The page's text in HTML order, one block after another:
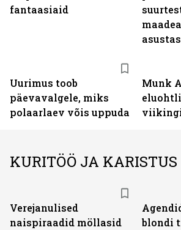
fantaasiaid
Uurimus toob
päevavalgele, miks
polaarlaev võis uppuda
Munk
KURITÖÖ JA KARISTUS
Verejanulised
naispiraadid möllasid
blondi